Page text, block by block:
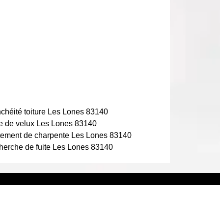
toiture Les Lones 83140
de velux Les Lones 83140
de charpente Les Lones 83140
de fuite Les Lones 83140